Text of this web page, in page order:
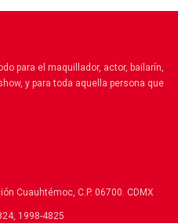
para el maquillador, actor, bailarín,
y para toda aquella persona que
Cuauhtémoc, C.P. 06700. CDMX
1998-4825